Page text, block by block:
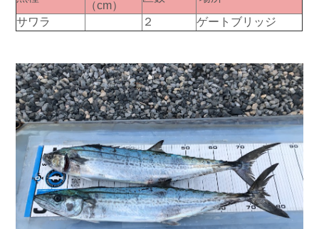
店舗情報 公式ブログ
Blog
Contact us Company
採用情報
Recruit
リンク集
Link
（cm）
サワラ
２ ゲートブリッジ